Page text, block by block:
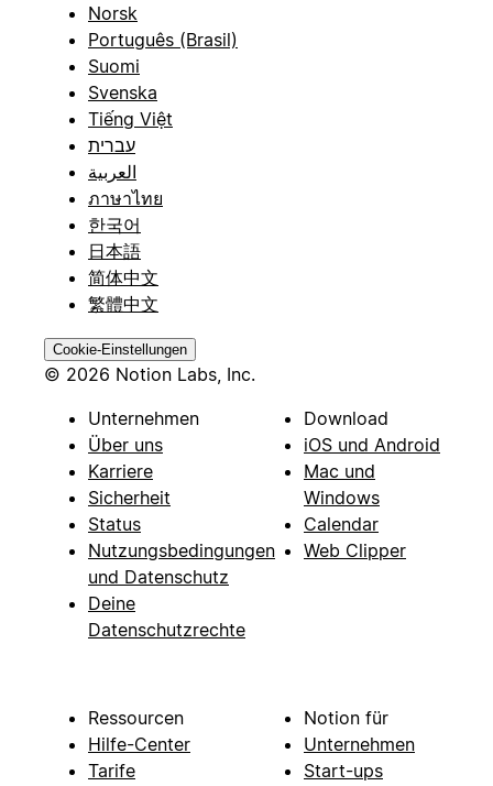
Norsk
Português (Brasil)
Suomi
Svenska
Tiếng Việt
עברית
العربية
ภาษาไทย
한국어
日本語
简体中文
繁體中文
Cookie-Einstellungen
© 2026 Notion Labs, Inc.
Unternehmen
Über uns
Karriere
Sicherheit
Status
Nutzungsbedingungen
und Datenschutz
Deine
Datenschutzrechte
Download
iOS und Android
Mac und
Windows
Calendar
Web Clipper
Ressourcen
Hilfe-Center
Tarife
Notion für
Unternehmen
Start-ups